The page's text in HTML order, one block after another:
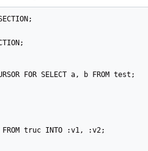
FOR SELECT a, b FROM test;
truc INTO :v1, :v2;